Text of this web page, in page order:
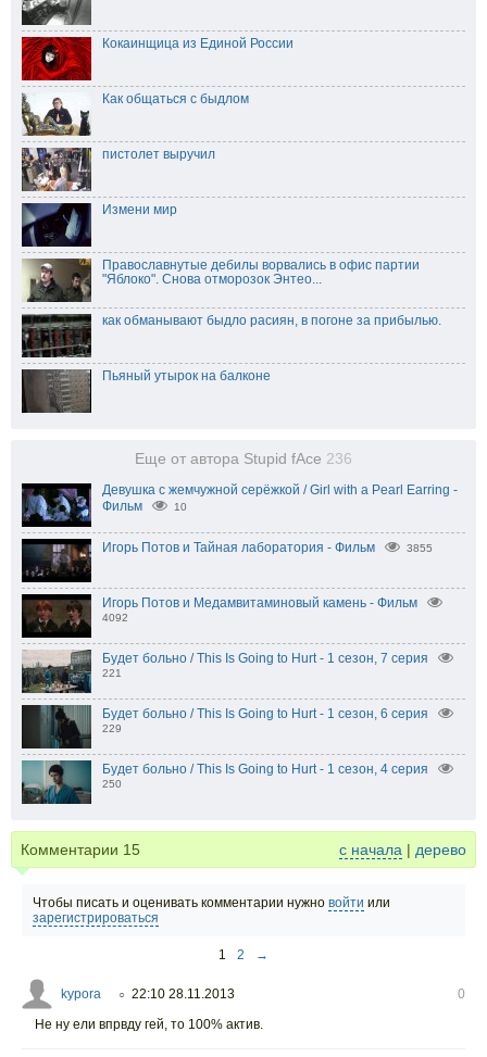
Кокаинщица из Единой России
Как общаться с быдлом
пистолет выручил
Измени мир
Православнутые дебилы ворвались в офис партии
"Яблоко". Снова отморозок Энтео...
как обманывают быдло расиян, в погоне за прибылью.
Пьяный утырок на балконе
Еще от автора Stupid fAce 236
Девушка с жемчужной серёжкой / Girl with a Pearl Earring -
Фильм
10
Игорь Потов и Тайная лаборатория - Фильм 3855
Игорь Потов и Медамвитаминовый камень - Фильм
4092
Будет больно / This Is Going to Hurt - 1 сезон, 7 серия
221
Будет больно / This Is Going to Hurt - 1 сезон, 6 серия
229
Будет больно / This Is Going to Hurt - 1 сезон, 4 серия
250
Комментарии 15 с начала | дерево
Чтобы писать и оценивать комментарии нужно войти или
зарегистрироваться
1 2 →
kypora ○ 22:10 28.11.2013
0
Не ну ели впрвду гей, то 100% актив.